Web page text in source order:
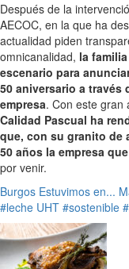
Después de la
AECOC, en la que ha
actualidad piden
omnicanalidad, la
escenario para
50 aniversario a través
empresa. Con este gran
Calidad Pascual ha
que, con su granito de
50 años la empresa
por venir.
Burgos Estuvimos en...
#leche UHT #sostenible